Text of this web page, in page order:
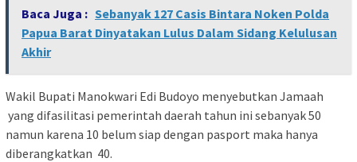
Baca Juga : Sebanyak 127 Casis Bintara Noken Polda
Papua Barat Dinyatakan Lulus Dalam Sidang Kelulusan
Akhir
Wakil Bupati Manokwari Edi Budoyo menyebutkan Jamaah
yang difasilitasi pemerintah daerah tahun ini sebanyak 50
namun karena 10 belum siap dengan pasport maka hanya
diberangkatkan 40.